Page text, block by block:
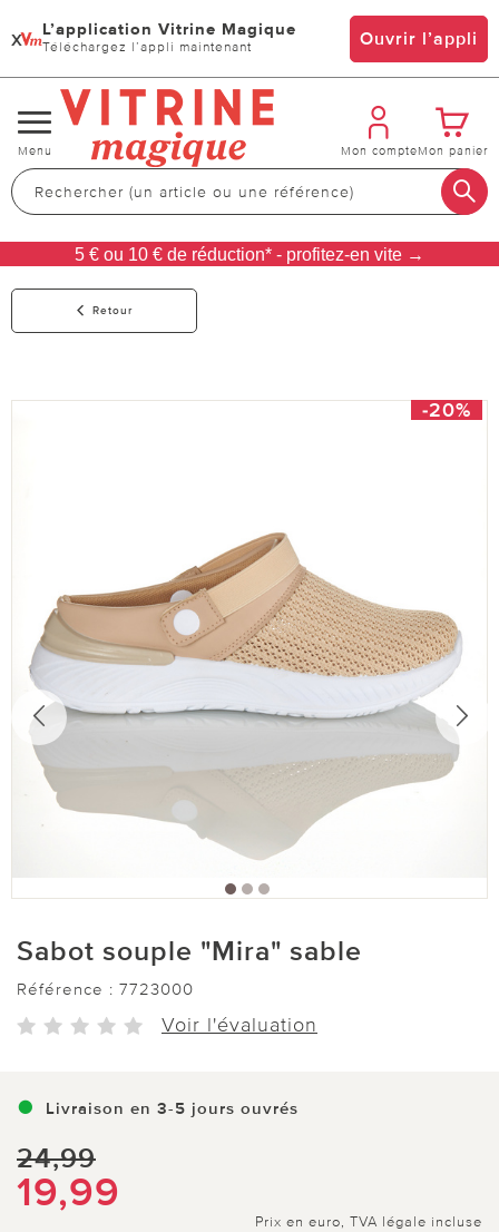
x L’application Vitrine Magique
Téléchargez l’appli maintenant Ouvrir l’appli
Changer
de
navigation
Menu Mon compteMon panier
5 € ou 10 € de réduction* - profitez-en vite →
Retour
-20%
Sabot souple "Mira" sable
Référence : 7723000
Voir l'évaluation
Livraison en 3-5 jours ouvrés
24,99
19,99
Prix en euro, TVA légale incluse